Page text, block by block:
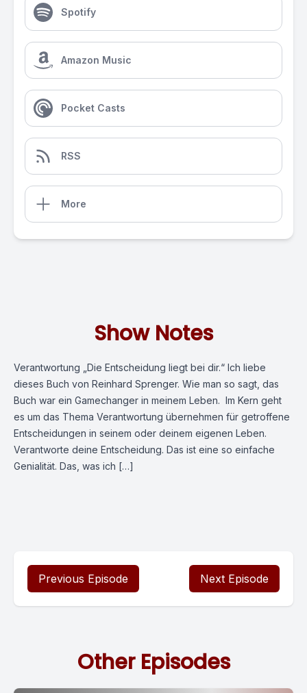
Spotify
Amazon Music
Pocket Casts
RSS
More
Show Notes
Verantwortung „Die Entscheidung liegt bei dir.“ Ich liebe
dieses Buch von Reinhard Sprenger. Wie man so sagt, das
Buch war ein Gamechanger in meinem Leben. Im Kern geht
es um das Thema Verantwortung übernehmen für getroffene
Entscheidungen in seinem oder deinem eigenen Leben.
Verantworte deine Entscheidung. Das ist eine so einfache
Genialität. Das, was ich […]
Previous Episode Next Episode
Other Episodes